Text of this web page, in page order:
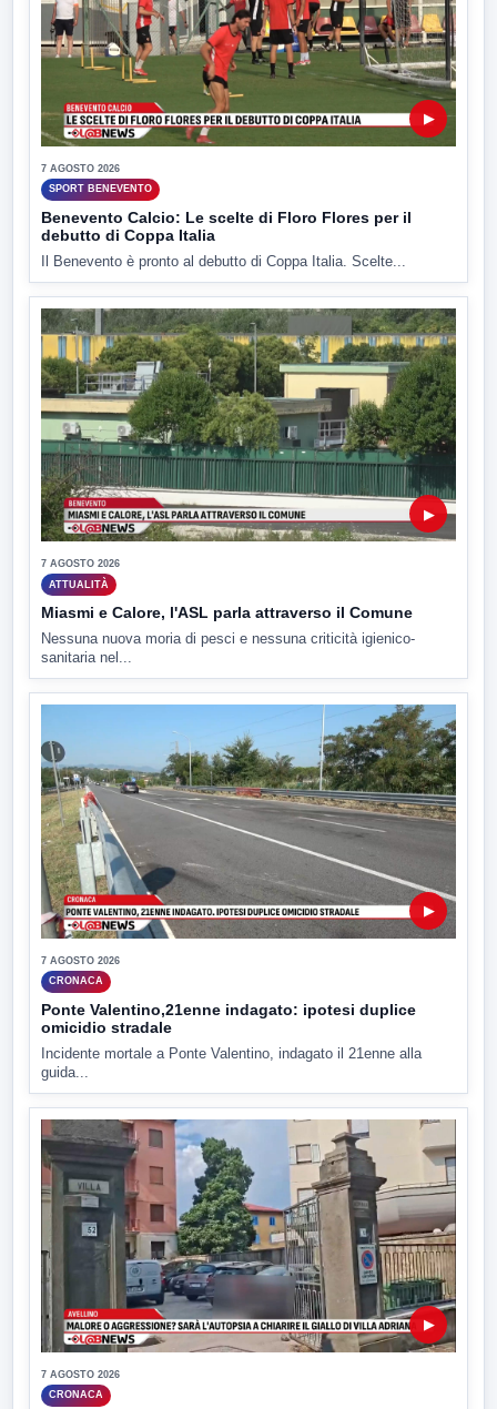
▶
7 AGOSTO 2026
SPORT BENEVENTO
Benevento Calcio: Le scelte di Floro Flores per il
debutto di Coppa Italia
Il Benevento è pronto al debutto di Coppa Italia. Scelte...
▶
7 AGOSTO 2026
ATTUALITÀ
Miasmi e Calore, l'ASL parla attraverso il Comune
Nessuna nuova moria di pesci e nessuna criticità igienico-
sanitaria nel...
▶
7 AGOSTO 2026
CRONACA
Ponte Valentino,21enne indagato: ipotesi duplice
omicidio stradale
Incidente mortale a Ponte Valentino, indagato il 21enne alla
guida...
▶
7 AGOSTO 2026
CRONACA